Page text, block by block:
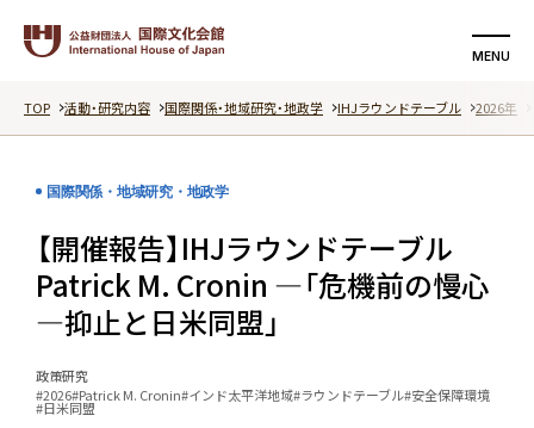
MENU
検索する 支援する
活動・研究内容
イベント
記事
TOP 活動・研究内容 国際関係・地域研究・地政学 IHJラウンドテーブル 2026年
国際関係・地域研究・地政学
【開催報告】IHJラウンドテーブル
Patrick M. Cronin ―「危機前の慢心
―抑止と日米同盟」
政策研究
#2026#Patrick M. Cronin#インド太平洋地域#ラウンドテーブル#安全保障環境
#日米同盟